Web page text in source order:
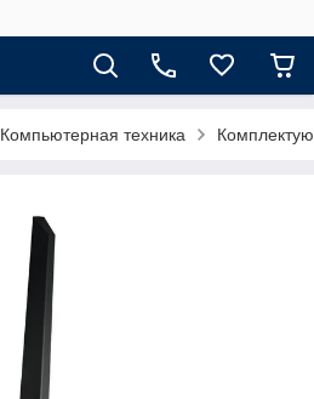
Компьютерная техника